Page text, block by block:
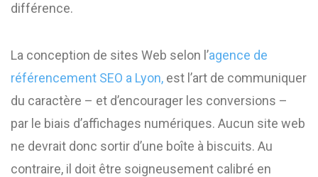
différence.
La conception de sites Web selon l’agence de
référencement SEO a Lyon, est l’art de communiquer
du caractère – et d’encourager les conversions –
par le biais d’affichages numériques. Aucun site web
ne devrait donc sortir d’une boîte à biscuits. Au
contraire, il doit être soigneusement calibré en